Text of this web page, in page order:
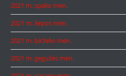
2021 m. spalio mėn.
2021 m. liepos mėn.
2021 m. birželio mėn.
2021 m. gegužės mėn.